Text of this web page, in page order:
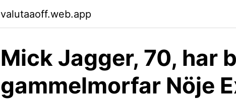
valutaaoff.web.app
Mick Jagger, 70, har
gammelmorfar Nöje